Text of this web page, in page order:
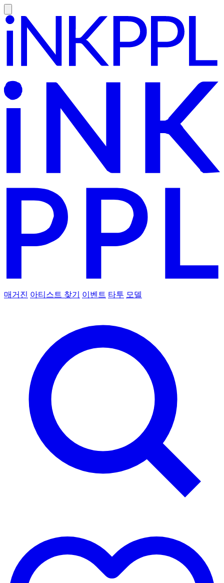
매거진 아티스트 찾기 이벤트 타투 모델